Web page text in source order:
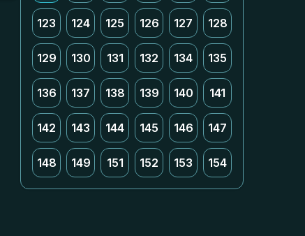
123 124 125 126 127 128
129 130 131 132 134 135
136 137 138 139 140 141
142 143 144 145 146 147
148 149 151 152 153 154